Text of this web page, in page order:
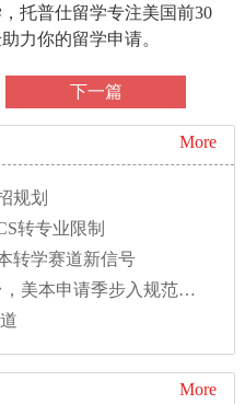
托普仕留学专注美国前30
力你的留学申请。
下一篇
More
规划
转专业限制
转学赛道新信号
乔治城大学首次接入CA平台，美本申请季步入规范新时代
More